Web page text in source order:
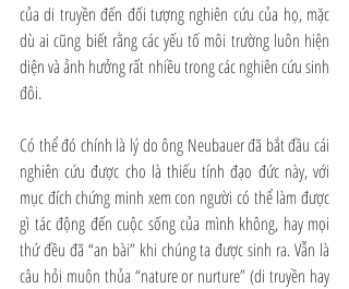
của di truyền đến đối tượng nghiên cứu của họ, mặc
dù ai cũng biết rằng các yếu tố môi trường luôn hiện
diện và ảnh hưởng rất nhiều trong các nghiên cứu sinh
đôi.
Có thể đó chính là lý do ông Neubauer đã bắt đầu cái
nghiên cứu được cho là thiếu tính đạo đức này, với
mục đích chứng minh xem con người có thể làm được
gì tác động đến cuộc sống của mình không, hay mọi
thứ đều đã “an bài” khi chúng ta được sinh ra. Vẫn là
câu hỏi muôn thủa “nature or nurture” (di truyền hay